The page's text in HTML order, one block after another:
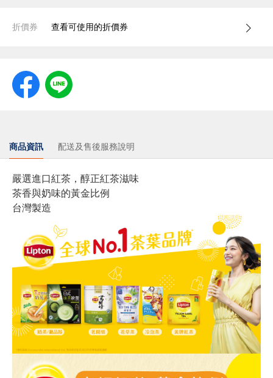
折價券 查看可使用的折價券
商品資訊 配送及售後服務說明
嚴選進口紅茶，醇正紅茶滋味
茶香與奶味的黃金比例
台灣製造